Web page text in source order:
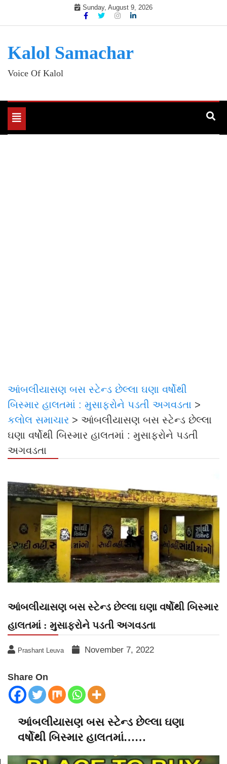
Sunday, August 9, 2026
Kalol Samachar
Voice Of Kalol
Toggle
navigation
આંબલીયાસણ બસ સ્ટેન્ડ છેલ્લા ઘણા વર્ષોથી
બિસ્માર હાલતમાં : મુસાફરોને પડતી અગવડતા >
કલોલ સમાચાર > આંબલીયાસણ બસ સ્ટેન્ડ છેલ્લા
ઘણા વર્ષોથી બિસ્માર હાલતમાં : મુસાફરોને પડતી
અગવડતા
આંબલીયાસણ બસ સ્ટેન્ડ છેલ્લા ઘણા વર્ષોથી બિસ્માર
હાલતમાં : મુસાફરોને પડતી અગવડતા
Prashant Leuva November 7, 2022
Share On
આંબલીયાસણ બસ સ્ટેન્ડ છેલ્લા ઘણા
વર્ષોથી બિસ્માર હાલતમાં……